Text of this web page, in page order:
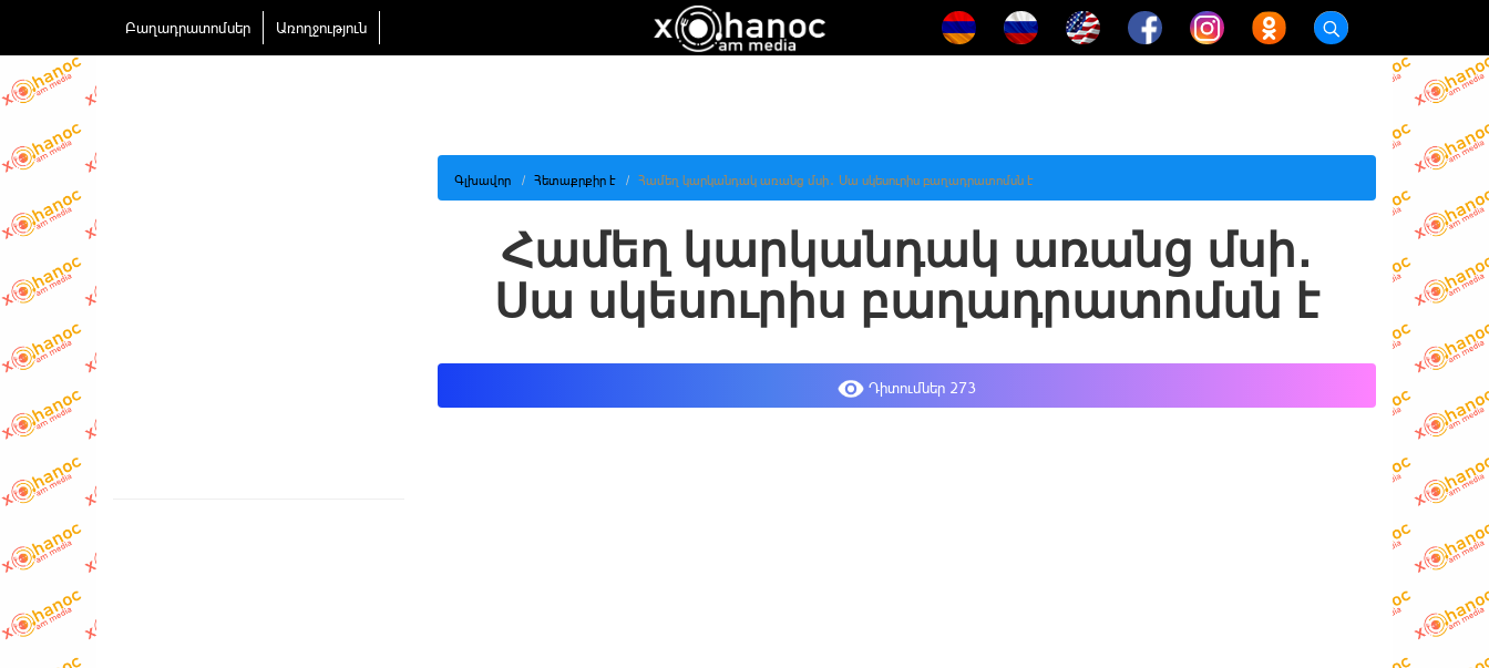
Բաղադրատոմսեր Առողջություն
Գլխավոր Հետաքրքիր է Համեղ կարկանդակ առանց մսի․ Սա սկեսուրիս բաղադրատոմսն է
Համեղ կարկանդակ առանց մսի․
Սա սկեսուրիս բաղադրատոմսն է
Դիտումներ 273